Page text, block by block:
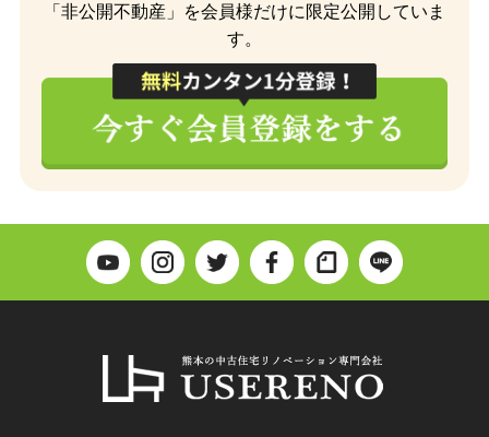
「非公開不動産」を会員様だけに限定公開していま
す。